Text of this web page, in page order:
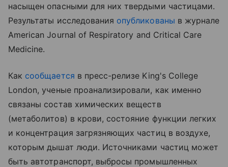
насыщен опасными для них твердыми частицами.
Результаты исследования опубликованы в журнале
American Journal of Respiratory and Critical Care
Medicine.
Как сообщается в пресс-релизе King's College
London, ученые проанализировали, как именно
связаны состав химических веществ
(метаболитов) в крови, состояние функции легких
и концентрация загрязняющих частиц в воздухе,
которым дышат люди. Источниками частиц может
быть автотранспорт, выбросы промышленных